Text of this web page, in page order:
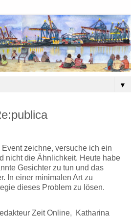
▼
zeichne, versuche ich ein
nicht die Ähnlichkeit. Heute habe
Gesichter zu tun und das
In einer minimalen Art zu
dieses Problem zu lösen.
Zeit Online, Katharina